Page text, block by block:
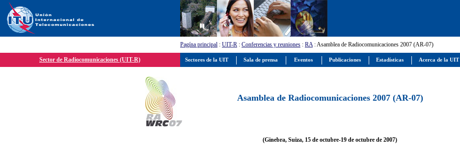
Pagína principal : UIT-R : Conferencias y reuniones : RA: Asamblea de Radiocomunicaciones 2007 (AR-07)
Sector de Radiocomunicaciones (UIT-R)
Asamblea de Radiocomunicaciones 2007 (AR-07)
(Ginebra, Suiza, 15 de octubre-19 de octubre de 2007)
Sectores de la UIT Sala de prensa Eventos Publicaciones Estadísticas Acerca de la UIT